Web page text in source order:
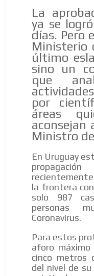
La
ya se
días. Pero
Ministerio
último
sino un
que
por
áreas
aconsejan
Ministro
En Uruguay
la frontera
solo 987
personas
Coronavirus.
Para estos
aforo máximo
cinco metros
del nivel de